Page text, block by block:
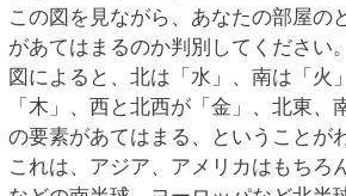
この図を見ながら、あなたの部屋の
があてはまるのか判別してください。
図によると、北は「水」、南は「火
「木」、西と北西が「金」、北東、
の要素があてはまる、ということが
これは、アジア、アメリカはもちろ